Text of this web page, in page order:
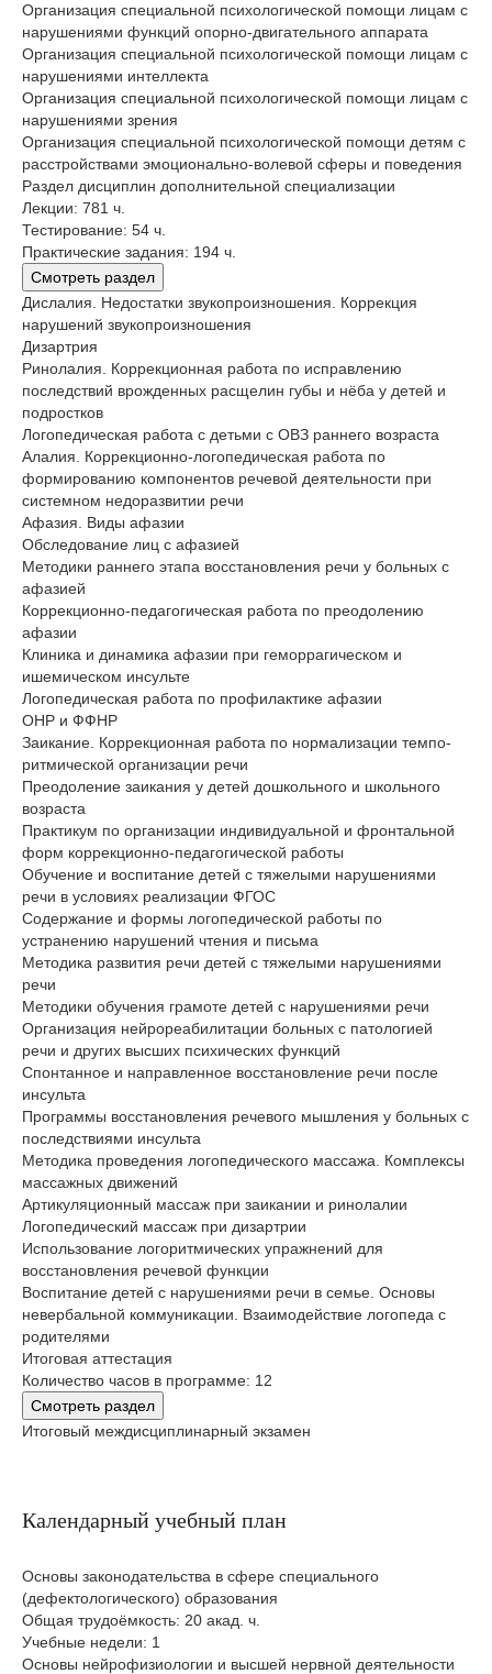
Организация специальной психологической помощи лицам с
нарушениями функций опорно-двигательного аппарата
Организация специальной психологической помощи лицам с
нарушениями интеллекта
Организация специальной психологической помощи лицам с
нарушениями зрения
Организация специальной психологической помощи детям с
расстройствами эмоционально-волевой сферы и поведения
Раздел дисциплин дополнительной специализации
Лекции: 781 ч.
Тестирование: 54 ч.
Практические задания: 194 ч.
Смотреть раздел
Дислалия. Недостатки звукопроизношения. Коррекция
нарушений звукопроизношения
Дизартрия
Ринолалия. Коррекционная работа по исправлению
последствий врожденных расщелин губы и нёба у детей и
подростков
Логопедическая работа с детьми с ОВЗ раннего возраста
Алалия. Коррекционно-логопедическая работа по
формированию компонентов речевой деятельности при
системном недоразвитии речи
Афазия. Виды афазии
Обследование лиц с афазией
Методики раннего этапа восстановления речи у больных с
афазией
Коррекционно-педагогическая работа по преодолению
афазии
Клиника и динамика афазии при геморрагическом и
ишемическом инсульте
Логопедическая работа по профилактике афазии
ОНР и ФФНР
Заикание. Коррекционная работа по нормализации темпо-
ритмической организации речи
Преодоление заикания у детей дошкольного и школьного
возраста
Практикум по организации индивидуальной и фронтальной
форм коррекционно-педагогической работы
Обучение и воспитание детей с тяжелыми нарушениями
речи в условиях реализации ФГОС
Содержание и формы логопедической работы по
устранению нарушений чтения и письма
Методика развития речи детей с тяжелыми нарушениями
речи
Методики обучения грамоте детей с нарушениями речи
Организация нейрореабилитации больных с патологией
речи и других высших психических функций
Спонтанное и направленное восстановление речи после
инсульта
Программы восстановления речевого мышления у больных с
последствиями инсульта
Методика проведения логопедического массажа. Комплексы
массажных движений
Артикуляционный массаж при заикании и ринолалии
Логопедический массаж при дизартрии
Использование логоритмических упражнений для
восстановления речевой функции
Воспитание детей с нарушениями речи в семье. Основы
невербальной коммуникации. Взаимодействие логопеда с
родителями
Итоговая аттестация
Количество часов в программе: 12
Смотреть раздел
Итоговый междисциплинарный экзамен
Календарный учебный план
Основы законодательства в сфере специального
(дефектологического) образования
Общая трудоёмкость: 20 акад. ч.
Учебные недели: 1
Основы нейрофизиологии и высшей нервной деятельности